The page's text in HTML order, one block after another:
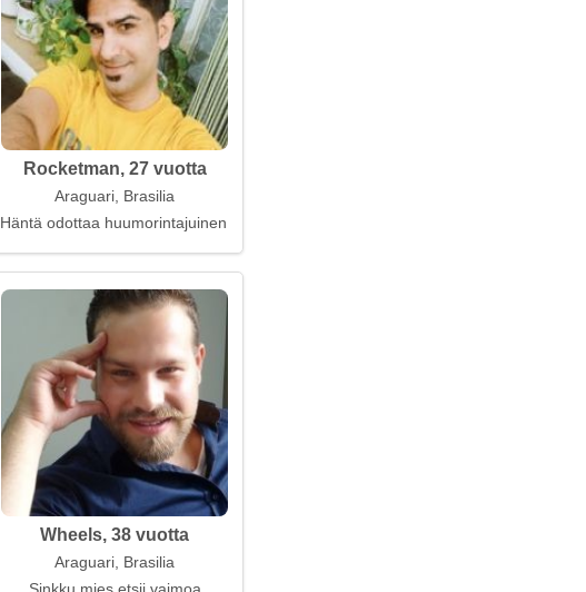
Rocketman, 27 vuotta
Araguari, Brasilia
Häntä odottaa huumorintajuinen lakimies
Wheels, 38 vuotta
Araguari, Brasilia